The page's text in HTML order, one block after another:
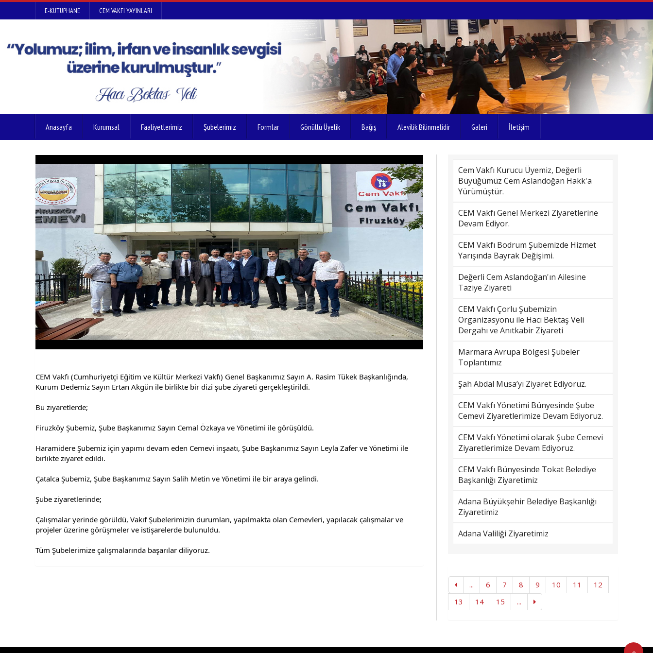
E-KÜTÜPHANE CEM VAKFI YAYINLARI
Anasayfa Kurumsal Faaliyetlerimiz Şubelerimiz Formlar Gönüllü Üyelik Bağış Alevilik Bilinmelidir Galeri İletişim
CEM Vakfı (Cumhuriyetçi Eğitim ve Kültür Merkezi Vakfı) Genel Başkanımız Sayın A. Rasim Tükek Başkanlığında,
Kurum Dedemiz Sayın Ertan Akgün ile birlikte bir dizi şube ziyareti gerçekleştirildi.
Bu ziyaretlerde;
Firuzköy Şubemiz, Şube Başkanımız Sayın Cemal Özkaya ve Yönetimi ile görüşüldü.
Haramidere Şubemiz için yapımı devam eden Cemevi inşaatı, Şube Başkanımız Sayın Leyla Zafer ve Yönetimi ile
birlikte ziyaret edildi.
Çatalca Şubemiz, Şube Başkanımız Sayın Salih Metin ve Yönetimi ile bir araya gelindi.
Şube ziyaretlerinde;
Çalışmalar yerinde görüldü, Vakıf Şubelerimizin durumları, yapılmakta olan Cemevleri, yapılacak çalışmalar ve
projeler üzerine görüşmeler ve istişarelerde bulunuldu.
Tüm Şubelerimize çalışmalarında başarılar diliyoruz.
Cem Vakfı Kurucu Üyemiz, Değerli
Büyüğümüz Cem Aslandoğan Hakk'a
Yürümüştür.
CEM Vakfı Genel Merkezi Ziyaretlerine
Devam Ediyor.
CEM Vakfı Bodrum Şubemizde Hizmet
Yarışında Bayrak Değişimi.
Değerli Cem Aslandoğan'ın Ailesine
Taziye Ziyareti
CEM Vakfı Çorlu Şubemizin
Organizasyonu ile Hacı Bektaş Veli
Dergahı ve Anıtkabir Ziyareti
Marmara Avrupa Bölgesi Şubeler
Toplantımız
Şah Abdal Musa’yı Ziyaret Ediyoruz.
CEM Vakfı Yönetimi Bünyesinde Şube
Cemevi Ziyaretlerimize Devam Ediyoruz.
CEM Vakfı Yönetimi olarak Şube Cemevi
Ziyaretlerimize Devam Ediyoruz.
CEM Vakfı Bünyesinde Tokat Belediye
Başkanlığı Ziyaretimiz
Adana Büyükşehir Belediye Başkanlığı
Ziyaretimiz
Adana Valiliği Ziyaretimiz
... 6 7 8 9 10 11
12
13
14 15 ...